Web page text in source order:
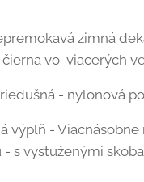
zimná
vo viacerých
- nylonová
výplň -
s vystuženými